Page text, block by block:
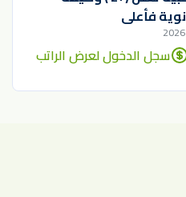
فأعلى
سجل الدخول لعرض الراتب